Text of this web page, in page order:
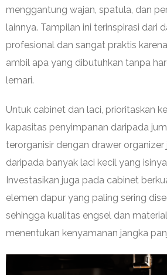
menggantung wajan, spatula, dan
lainnya. Tampilan ini terinspirasi dari
profesional dan sangat praktis
ambil apa yang dibutuhkan tanpa
lemari.
Untuk cabinet dan laci, prioritaskan
kapasitas penyimpanan daripada
terorganisir dengan drawer organizer
daripada banyak laci kecil yang
Investasikan juga pada cabinet
elemen dapur yang paling sering
sehingga kualitas engsel dan
menentukan kenyamanan jangka